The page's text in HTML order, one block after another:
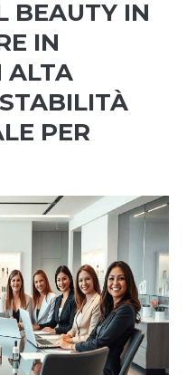
BEAUTY IN
IN
ALTA
PER